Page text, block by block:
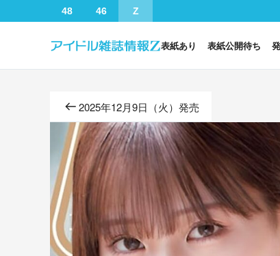
48 46 Z
表紙あり 表紙公開待ち
2025年12月9日（火）発売